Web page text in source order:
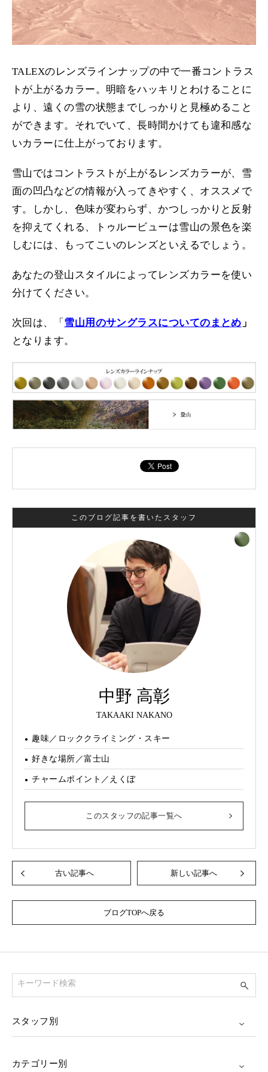
TALEXのレンズラインナップの中で一番コントラス
トが上がるカラー。明暗をハッキリとわけることに
より、遠くの雪の状態までしっかりと見極めること
ができます。それでいて、長時間かけても違和感な
いカラーに仕上がっております。
雪山ではコントラストが上がるレンズカラーが、雪
面の凹凸などの情報が入ってきやすく、オススメで
す。しかし、色味が変わらず、かつしっかりと反射
を抑えてくれる、トゥルービューは雪山の景色を楽
しむには、もってこいのレンズといえるでしょう。
あなたの登山スタイルによってレンズカラーを使い
分けてください。
次回は、「 雪山用のサングラスについてのまとめ 」
となります。
このブログ記事を書いたスタッフ
中野 高彰
TAKAAKI NAKANO
趣味／ロッククライミング・スキー
好きな場所／富士山
チャームポイント／えくぼ
このスタッフの記事一覧へ
古い記事へ 新しい記事へ
ブログTOPへ戻る
スタッフ別
カテゴリー別